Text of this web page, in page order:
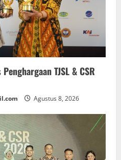
TJSL & CSR
Agustus 8, 2026